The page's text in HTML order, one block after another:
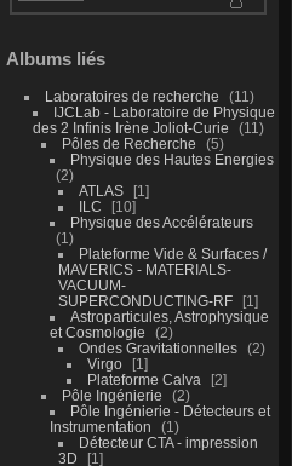
Albums liés
Laboratoires de recherche
11
IJCLab - Laboratoire de Physique
des 2 Infinis Irène Joliot-Curie
11
Pôles de Recherche
5
Physique des Hautes Energies
2
ATLAS
1
ILC
10
Physique des Accélérateurs
1
Plateforme Vide & Surfaces /
MAVERICS - MATERIALS-
VACUUM-
SUPERCONDUCTING-RF
1
Astroparticules, Astrophysique
et Cosmologie
2
Ondes Gravitationnelles
2
Virgo
1
Plateforme Calva
2
Pôle Ingénierie
2
Pôle Ingénierie - Détecteurs et
Instrumentation
1
Détecteur CTA - impression
3D
1